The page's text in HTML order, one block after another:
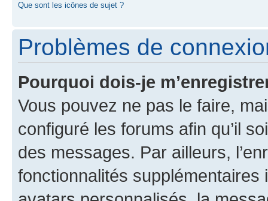
Que sont les icônes de sujet ?
Problèmes de
Pourquoi dois-je
Vous pouvez ne pas le faire,
configuré les forums afin qu’il
des messages. Par ailleurs,
fonctionnalités